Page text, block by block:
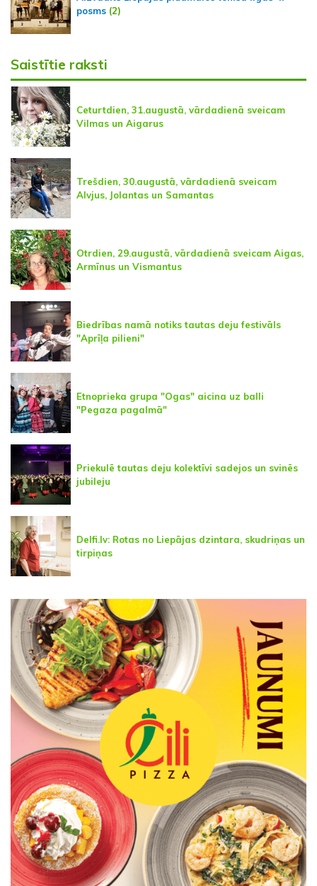
posms (2)
Saistītie raksti
Ceturtdien, 31.augustā, vārdadienā sveicam
Vilmas un Aigarus
Trešdien, 30.augustā, vārdadienā sveicam
Alvjus, Jolantas un Samantas
Otrdien, 29.augustā, vārdadienā sveicam Aigas,
Armīnus un Vismantus
Biedrības namā notiks tautas deju festivāls
"Aprīļa pilieni"
Etnoprieka grupa "Ogas" aicina uz balli
"Pegaza pagalmā"
Priekulē tautas deju kolektīvi sadejos un svinēs
jubileju
Delfi.lv: Rotas no Liepājas dzintara, skudriņas un
tirpiņas